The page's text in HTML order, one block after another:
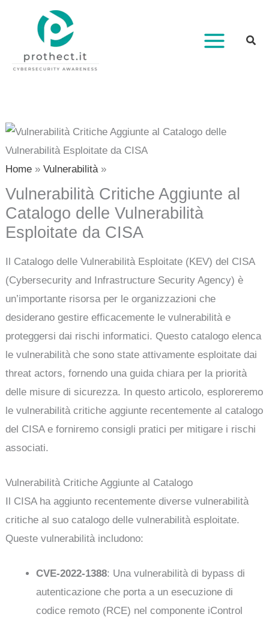
contenuto
Home Vulnerabilità
Vulnerabilità Critiche Aggiunte al
Catalogo delle Vulnerabilità
Esploitate da CISA
Il Catalogo delle Vulnerabilità Esploitate (KEV) del CISA
(Cybersecurity and Infrastructure Security Agency) è
un’importante risorsa per le organizzazioni che
desiderano gestire efficacemente le vulnerabilità e
proteggersi dai rischi informatici. Questo catalogo elenca
le vulnerabilità che sono state attivamente esploitate dai
threat actors, fornendo una guida chiara per la priorità
delle misure di sicurezza. In questo articolo, esploreremo
le vulnerabilità critiche aggiunte recentemente al catalogo
del CISA e forniremo consigli pratici per mitigare i rischi
associati.
Vulnerabilità Critiche Aggiunte al Catalogo
Il CISA ha aggiunto recentemente diverse vulnerabilità
critiche al suo catalogo delle vulnerabilità esploitate.
Queste vulnerabilità includono:
CVE-2022-1388: Una vulnerabilità di bypass di
autenticazione che porta a un esecuzione di
codice remoto (RCE) nel componente iControl